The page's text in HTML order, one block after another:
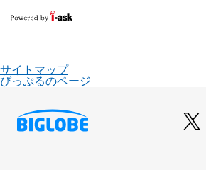
サイトマップ
びっぷるのページ